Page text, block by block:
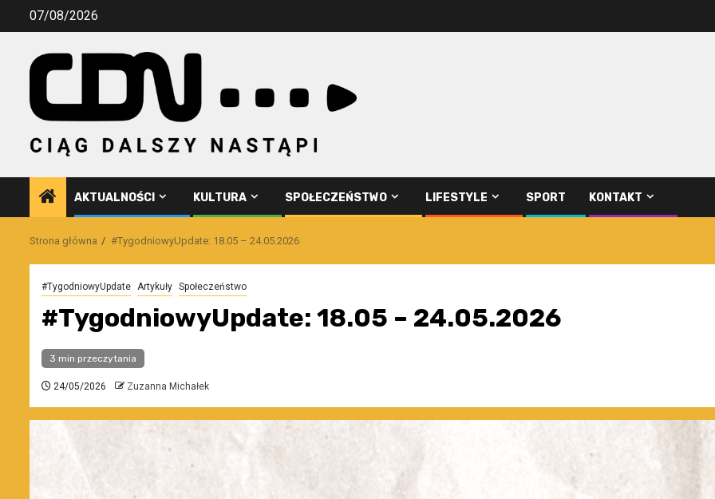
Przejdź07/08/2026
AKTUALNOŚCI KULTURA SPOŁECZEŃSTWO LIFESTYLE SPORT KONTAKT
Strona główna #TygodniowyUpdate: 18.05 – 24.05.2026
#TygodniowyUpdate Artykuły Społeczeństwo
#TygodniowyUpdate: 18.05 – 24.05.2026
3 min przeczytania
24/05/2026 Zuzanna Michałek